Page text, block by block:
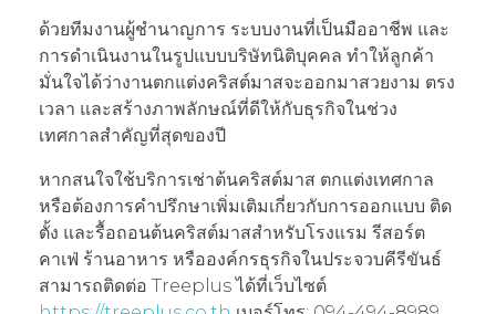
ด้วยทีมงานผู้ชำนาญการ ระบบงานที่เป็นมืออาชีพ และ
การดำเนินงานในรูปแบบบริษัทนิติบุคคล ทำให้ลูกค้า
มั่นใจได้ว่างานตกแต่งคริสต์มาสจะออกมาสวยงาม ตรง
เวลา และสร้างภาพลักษณ์ที่ดีให้กับธุรกิจในช่วง
เทศกาลสำคัญที่สุดของปี
หากสนใจใช้บริการเช่าต้นคริสต์มาส ตกแต่งเทศกาล
หรือต้องการคำปรึกษาเพิ่มเติมเกี่ยวกับการออกแบบ ติด
ตั้ง และรื้อถอนต้นคริสต์มาสสำหรับโรงแรม รีสอร์ต
คาเฟ่ ร้านอาหาร หรือองค์กรธุรกิจในประจวบคีรีขันธ์
สามารถติดต่อ Treeplus ได้ที่เว็บไซต์